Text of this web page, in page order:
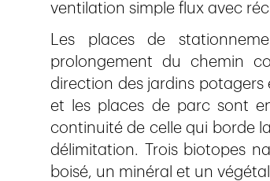
ventilation simple flux avec
Les places de
prolongement du chemin
direction des jardins
et les places de parc sont
continuité de celle qui borde
délimitation. Trois biotopes
boisé, un minéral et un